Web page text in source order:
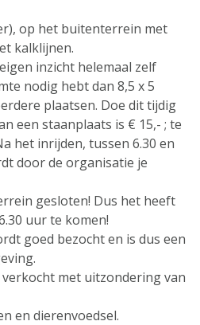
op het buitenterrein met
kalklijnen.
inzicht helemaal zelf
nodig hebt dan 8,5 x 5
plaatsen. Doe dit tijdig
een staanplaats is € 15,- ; te
het inrijden, tussen 6.30 en
door de organisatie je
gesloten! Dus het heeft
uur te komen!
goed bezocht en is dus een
met uitzondering van
en dierenvoedsel.